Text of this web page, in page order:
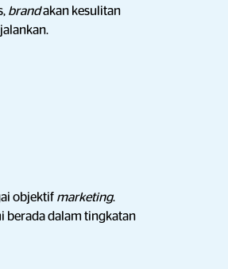
brandakan kesulitan
objektif marketing.
berada dalam tingkatan